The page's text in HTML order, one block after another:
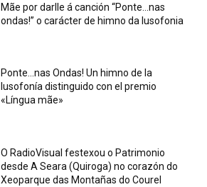
Mãe por darlle á canción “Ponte…nas
ondas!” o carácter de himno da lusofonia
Ponte…nas Ondas! Un himno de la
lusofonía distinguido con el premio
«Língua mãe»
O RadioVisual festexou o Patrimonio
desde A Seara (Quiroga) no corazón do
Xeoparque das Montañas do Courel